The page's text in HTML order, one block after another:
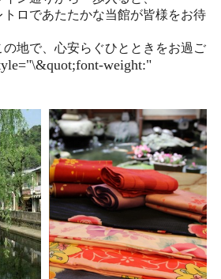
ロであたたかな当館が皆様をお待
地で、心安らぐひとときをお過ご
weight:"